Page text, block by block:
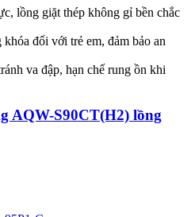
lồng giặt thép không gỉ bền chắc
đối với trẻ em, đảm bảo an
va đập, hạn chế rung ồn khi
AQW-S90CT(H2) lồng